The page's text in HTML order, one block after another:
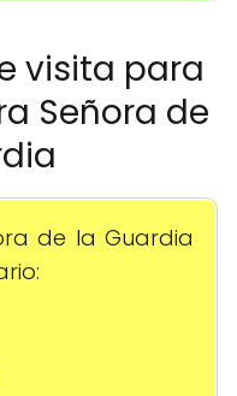
visita para
Señora de
de la Guardia